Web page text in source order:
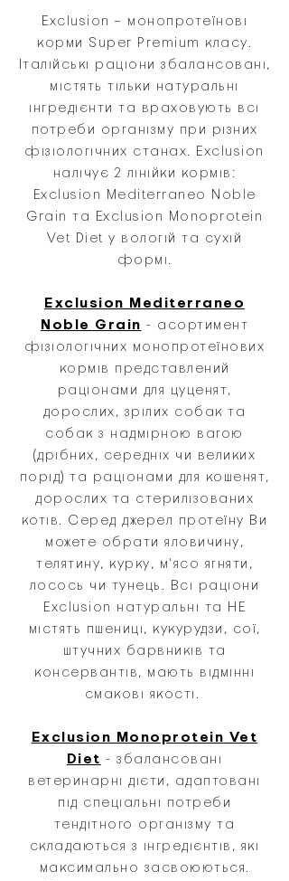
Exclusion – монопротеїнові
корми Super Premium класу.
Італійські раціони збалансовані,
містять тільки натуральні
інгредієнти та враховують всі
потреби організму при різних
фізіологічних станах. Exclusion
налічує 2 лінійки кормів:
Exclusion Mediterraneo Noble
Grain та Exclusion Monoprotein
Vet Diet у вологій та сухій
формі.
Exclusion Mediterraneo
Noble Grain - асортимент
фізіологічних монопротеїнових
кормів представлений
раціонами для цуценят,
дорослих, зрілих собак та
собак з надмірною вагою
(дрібних, середніх чи великих
порід) та раціонами для кошенят,
дорослих та стерилізованих
котів. Серед джерел протеїну Ви
можете обрати яловичину,
телятину, курку, м'ясо ягняти,
лосось чи тунець. Всі раціони
Exclusion натуральні та НЕ
містять пшениці, кукурудзи, сої,
штучних барвників та
консервантів, мають відмінні
смакові якості.
Exclusion Monoprotein Vet
Diet - збалансовані
ветеринарні дієти, адаптовані
під спеціальні потреби
тендітного організму та
складаються з інгредієнтів, які
максимально засвоюються.